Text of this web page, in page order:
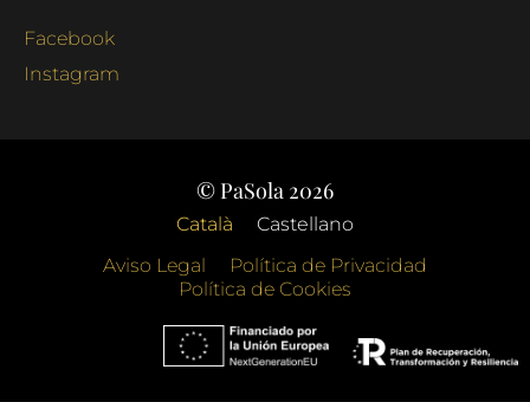
Facebook
Instagram
© PaSola 2026
Català
Castellano
Aviso Legal
Política de Privacidad
Política de Cookies